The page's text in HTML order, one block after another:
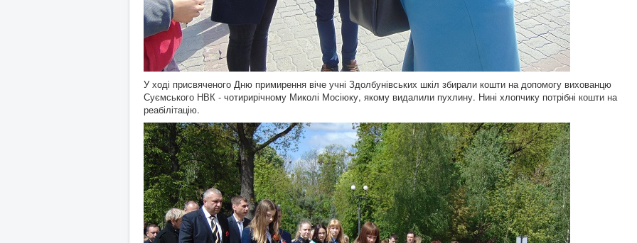
У ході присвяченого Дню примирення віче учні Здолбунівських шкіл збирали кошти на допомогу вихованцю
Суємського НВК - чотирирічному Миколі Мосіюку, якому видалили пухлину. Нині хлопчику потрібні кошти на
реабілітацію.